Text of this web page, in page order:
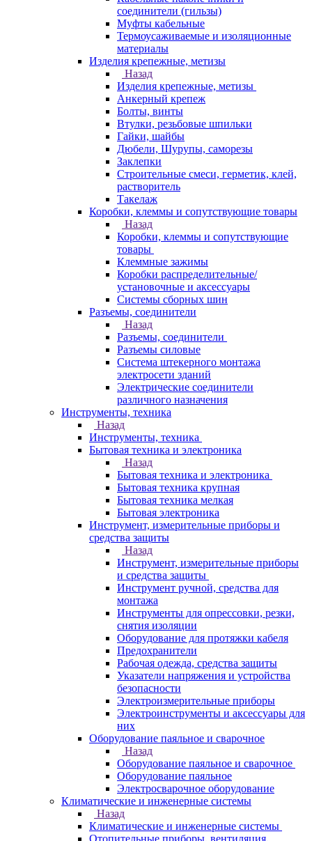
соединители (гильзы)
Муфты кабельные
Термоусаживаемые и изоляционные
материалы
Изделия крепежные, метизы
Назад
Изделия крепежные, метизы
Анкерный крепеж
Болты, винты
Втулки, резьбовые шпильки
Гайки, шайбы
Дюбели, Шурупы, саморезы
Заклепки
Строительные смеси, герметик, клей,
растворитель
Такелаж
Коробки, клеммы и сопутствующие товары
Назад
Коробки, клеммы и сопутствующие
товары
Клеммные зажимы
Коробки распределительные/
установочные и аксессуары
Системы сборных шин
Разъемы, соединители
Назад
Разъемы, соединители
Разъемы силовые
Система штекерного монтажа
электросети зданий
Электрические соединители
различного назначения
Инструменты, техника
Назад
Инструменты, техника
Бытовая техника и электроника
Назад
Бытовая техника и электроника
Бытовая техника крупная
Бытовая техника мелкая
Бытовая электроника
Инструмент, измерительные приборы и
средства защиты
Назад
Инструмент, измерительные приборы
и средства защиты
Инструмент ручной, средства для
монтажа
Инструменты для опрессовки, резки,
снятия изоляции
Оборудование для протяжки кабеля
Предохранители
Рабочая одежда, средства защиты
Указатели напряжения и устройства
безопасности
Электроизмерительные приборы
Электроинструменты и аксессуары для
них
Оборудование паяльное и сварочное
Назад
Оборудование паяльное и сварочное
Оборудование паяльное
Электросварочное оборудование
Климатические и инженерные системы
Назад
Климатические и инженерные системы
Отопительные приборы, вентиляция,